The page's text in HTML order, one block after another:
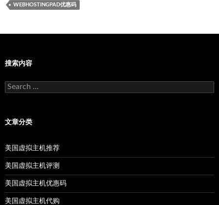
WEBHOSTINGPAD优惠码
搜索内容
Search
for:
文章分类
美国虚拟主机推荐
美国虚拟主机评测
美国虚拟主机优惠码
美国虚拟主机代购